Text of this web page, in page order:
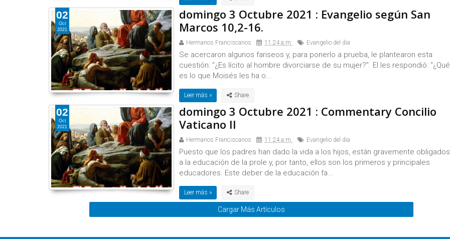
domingo 3 Octubre 2021 : Evangelio según San
Marcos 10,2-16.
Hermanos Franciscanos 11:24 a.m. Evangelio del dia
Se acercaron algunos fariseos y, para ponerlo a prueba, le plantearon esta
cuestión: "¿Es lícito al hombre divorciarse de su mujer?". El les respondió: "¿Qué
es lo que Moisés les ha o...
Leer más »
02
Oct
2021
domingo 3 Octubre 2021 : Commentary Concilio
Vaticano II
Hermanos Franciscanos 11:24 a.m. Evangelio del dia
Puesto que los padres han dado la vida a los hijos, están gravemente obligados
a la educación de la prole y, por tanto, ellos son los primeros y principales
educadores. Este deber de la educación fa...
Leer más »
02
Oct
2021
Cargar Más Artículos